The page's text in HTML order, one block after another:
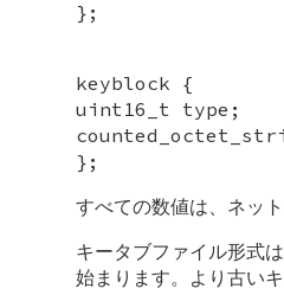
};
keyblock {
uint16_t type;
};
すべての数値は、ネッ
キータブファイル形
始まります。より古い